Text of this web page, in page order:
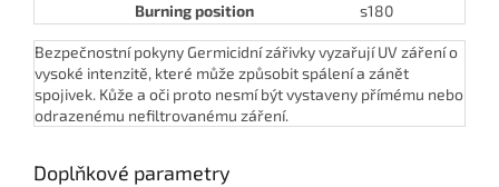
Burning position
s180
Bezpečnostní pokyny Germicidní zářivky vyzařují UV záření o
vysoké intenzitě, které může způsobit spálení a zánět
spojivek. Kůže a oči proto nesmí být vystaveny přímému nebo
odrazenému nefiltrovanému záření.
Doplňkové parametry